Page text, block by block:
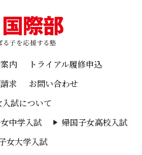
内
トライアル履修申込
求
お問い合わせ
試について
中学入試
帰国子女高校入試
女大学入試